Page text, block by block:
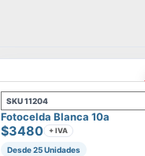
SKU11204
Fotocelda Blanca 10a
$3480 + IVA
Desde 25 Unidades